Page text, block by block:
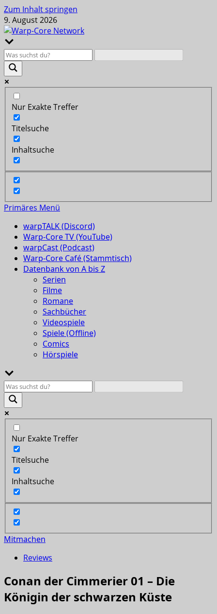
Zum Inhalt springen
9. August 2026
Nur Exakte Treffer
Titelsuche
Inhaltsuche
Primäres Menü
warpTALK (Discord)
Warp-Core TV (YouTube)
warpCast (Podcast)
Warp-Core Café (Stammtisch)
Datenbank von A bis Z
Serien
Filme
Romane
Sachbücher
Videospiele
Spiele (Offline)
Comics
Hörspiele
Nur Exakte Treffer
Titelsuche
Inhaltsuche
Mitmachen
Reviews
Conan der Cimmerier 01 – Die
Königin der schwarzen Küste